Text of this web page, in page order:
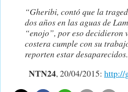
“Gheribi, contó que la
dos años en las aguas de
“enojo”, por eso
costera cumple con su
reporten estar
NTN24, 20/04/2015: http://